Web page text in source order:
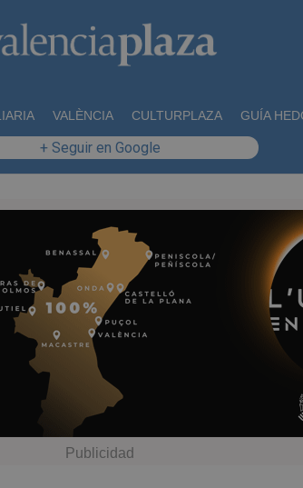
VALÈNCIA CULTURPLAZA GUÍA
+ Seguir en Google